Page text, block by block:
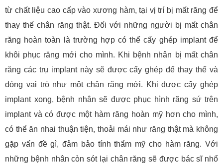
từ chất liệu cao cấp vào xương hàm, tại vị trí bị mất răng để
thay thế chân răng thật. Đối với những người bị mất chân
răng hoàn toàn là trường hợp có thể cấy ghép implant để
khôi phục răng mới cho mình. Khi bệnh nhân bị mất chân
răng các trụ implant này sẽ được cấy ghép để thay thế và
đóng vai trò như một chân răng mới. Khi được cấy ghép
implant xong, bệnh nhân sẽ được phục hình răng sứ trên
implant và có được một hàm răng hoàn mỹ hơn cho mình,
có thể ăn nhai thuận tiện, thoải mái như răng thật mà không
gặp vấn đề gì, đảm bảo tính thẩm mỹ cho hàm răng. Với
những bệnh nhân còn sót lại chân răng sẽ được bác sĩ nhổ